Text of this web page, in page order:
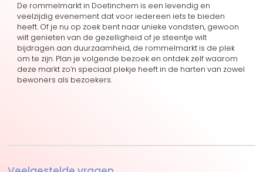
De rommelmarkt in Doetinchem is een levendig en
veelzijdig evenement dat voor iedereen iets te bieden
heeft. Of je nu op zoek bent naar unieke vondsten, gewoon
wilt genieten van de gezelligheid of je steentje wilt
bijdragen aan duurzaamheid, de rommelmarkt is de plek
om te zijn. Plan je volgende bezoek en ontdek zelf waarom
deze markt zo’n speciaal plekje heeft in de harten van zowel
bewoners als bezoekers.